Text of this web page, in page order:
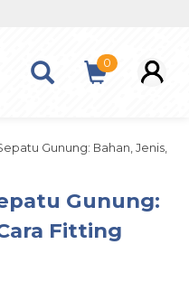
0
Gunung: Bahan, Jenis,
Gunung:
Fitting